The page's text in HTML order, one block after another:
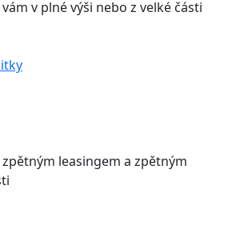
v plné výši nebo z velké části